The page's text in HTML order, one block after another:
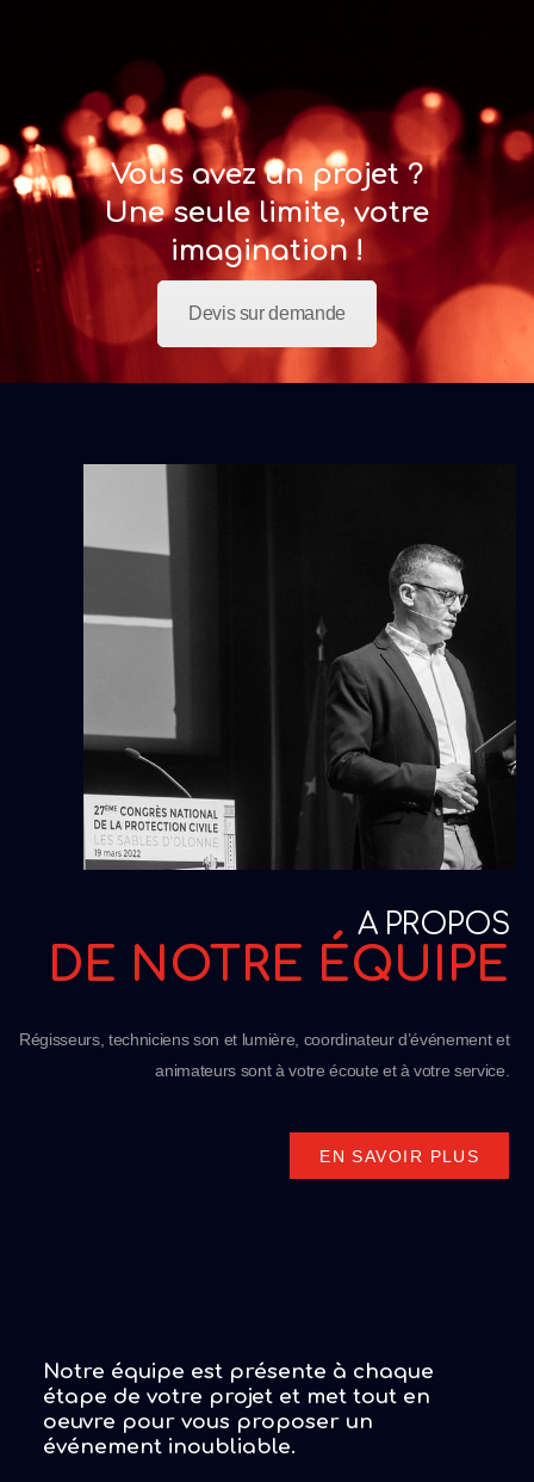
Vous avez un projet ?
Une seule limite, votre
imagination !
Devis sur demande
A PROPOS
DE NOTRE ÉQUIPE
Régisseurs, techniciens son et lumière, coordinateur d’événement et
animateurs sont à votre écoute et à votre service.
EN SAVOIR PLUS
Notre équipe est présente à chaque
étape de votre projet et met tout en
oeuvre pour vous proposer un
événement inoubliable.